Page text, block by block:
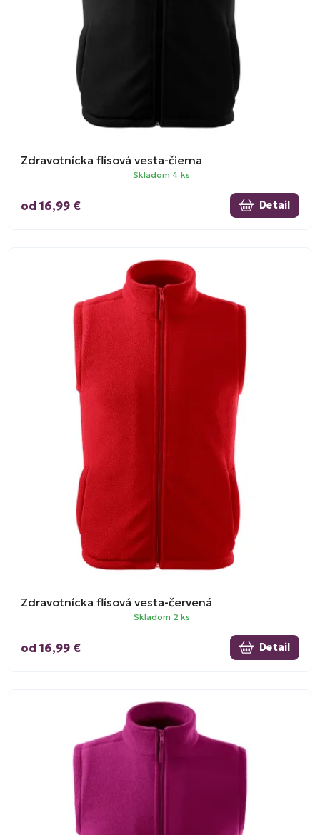
Zdravotnícka flísová vesta-čierna
Skladom 4 ks
od 16,99 € Detail
Zdravotnícka flísová vesta-červená
Skladom 2 ks
od 16,99 € Detail